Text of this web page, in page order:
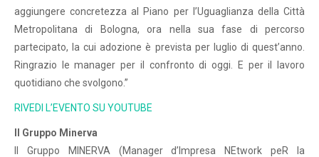
aggiungere concretezza al Piano per l’Uguaglianza della Città
Metropolitana di Bologna, ora nella sua fase di percorso
partecipato, la cui adozione è prevista per luglio di quest’anno.
Ringrazio le manager per il confronto di oggi. E per il lavoro
quotidiano che svolgono.”
RIVEDI L’EVENTO SU YOUTUBE
Il Gruppo Minerva
Il Gruppo MINERVA (Manager d’Impresa NEtwork peR la